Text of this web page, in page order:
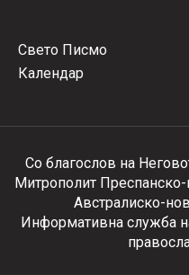
Свето Писмо
Календар
Со благослов на
Митрополит
Австралиско-
Информативна служба